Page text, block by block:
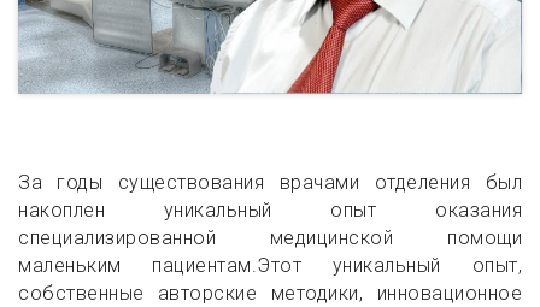
За годы существования врачами отделения был
накоплен уникальный опыт оказания
специализированной медицинской помощи
маленьким пациентам. Этот уникальный опыт,
собственные авторские методики, инновационное